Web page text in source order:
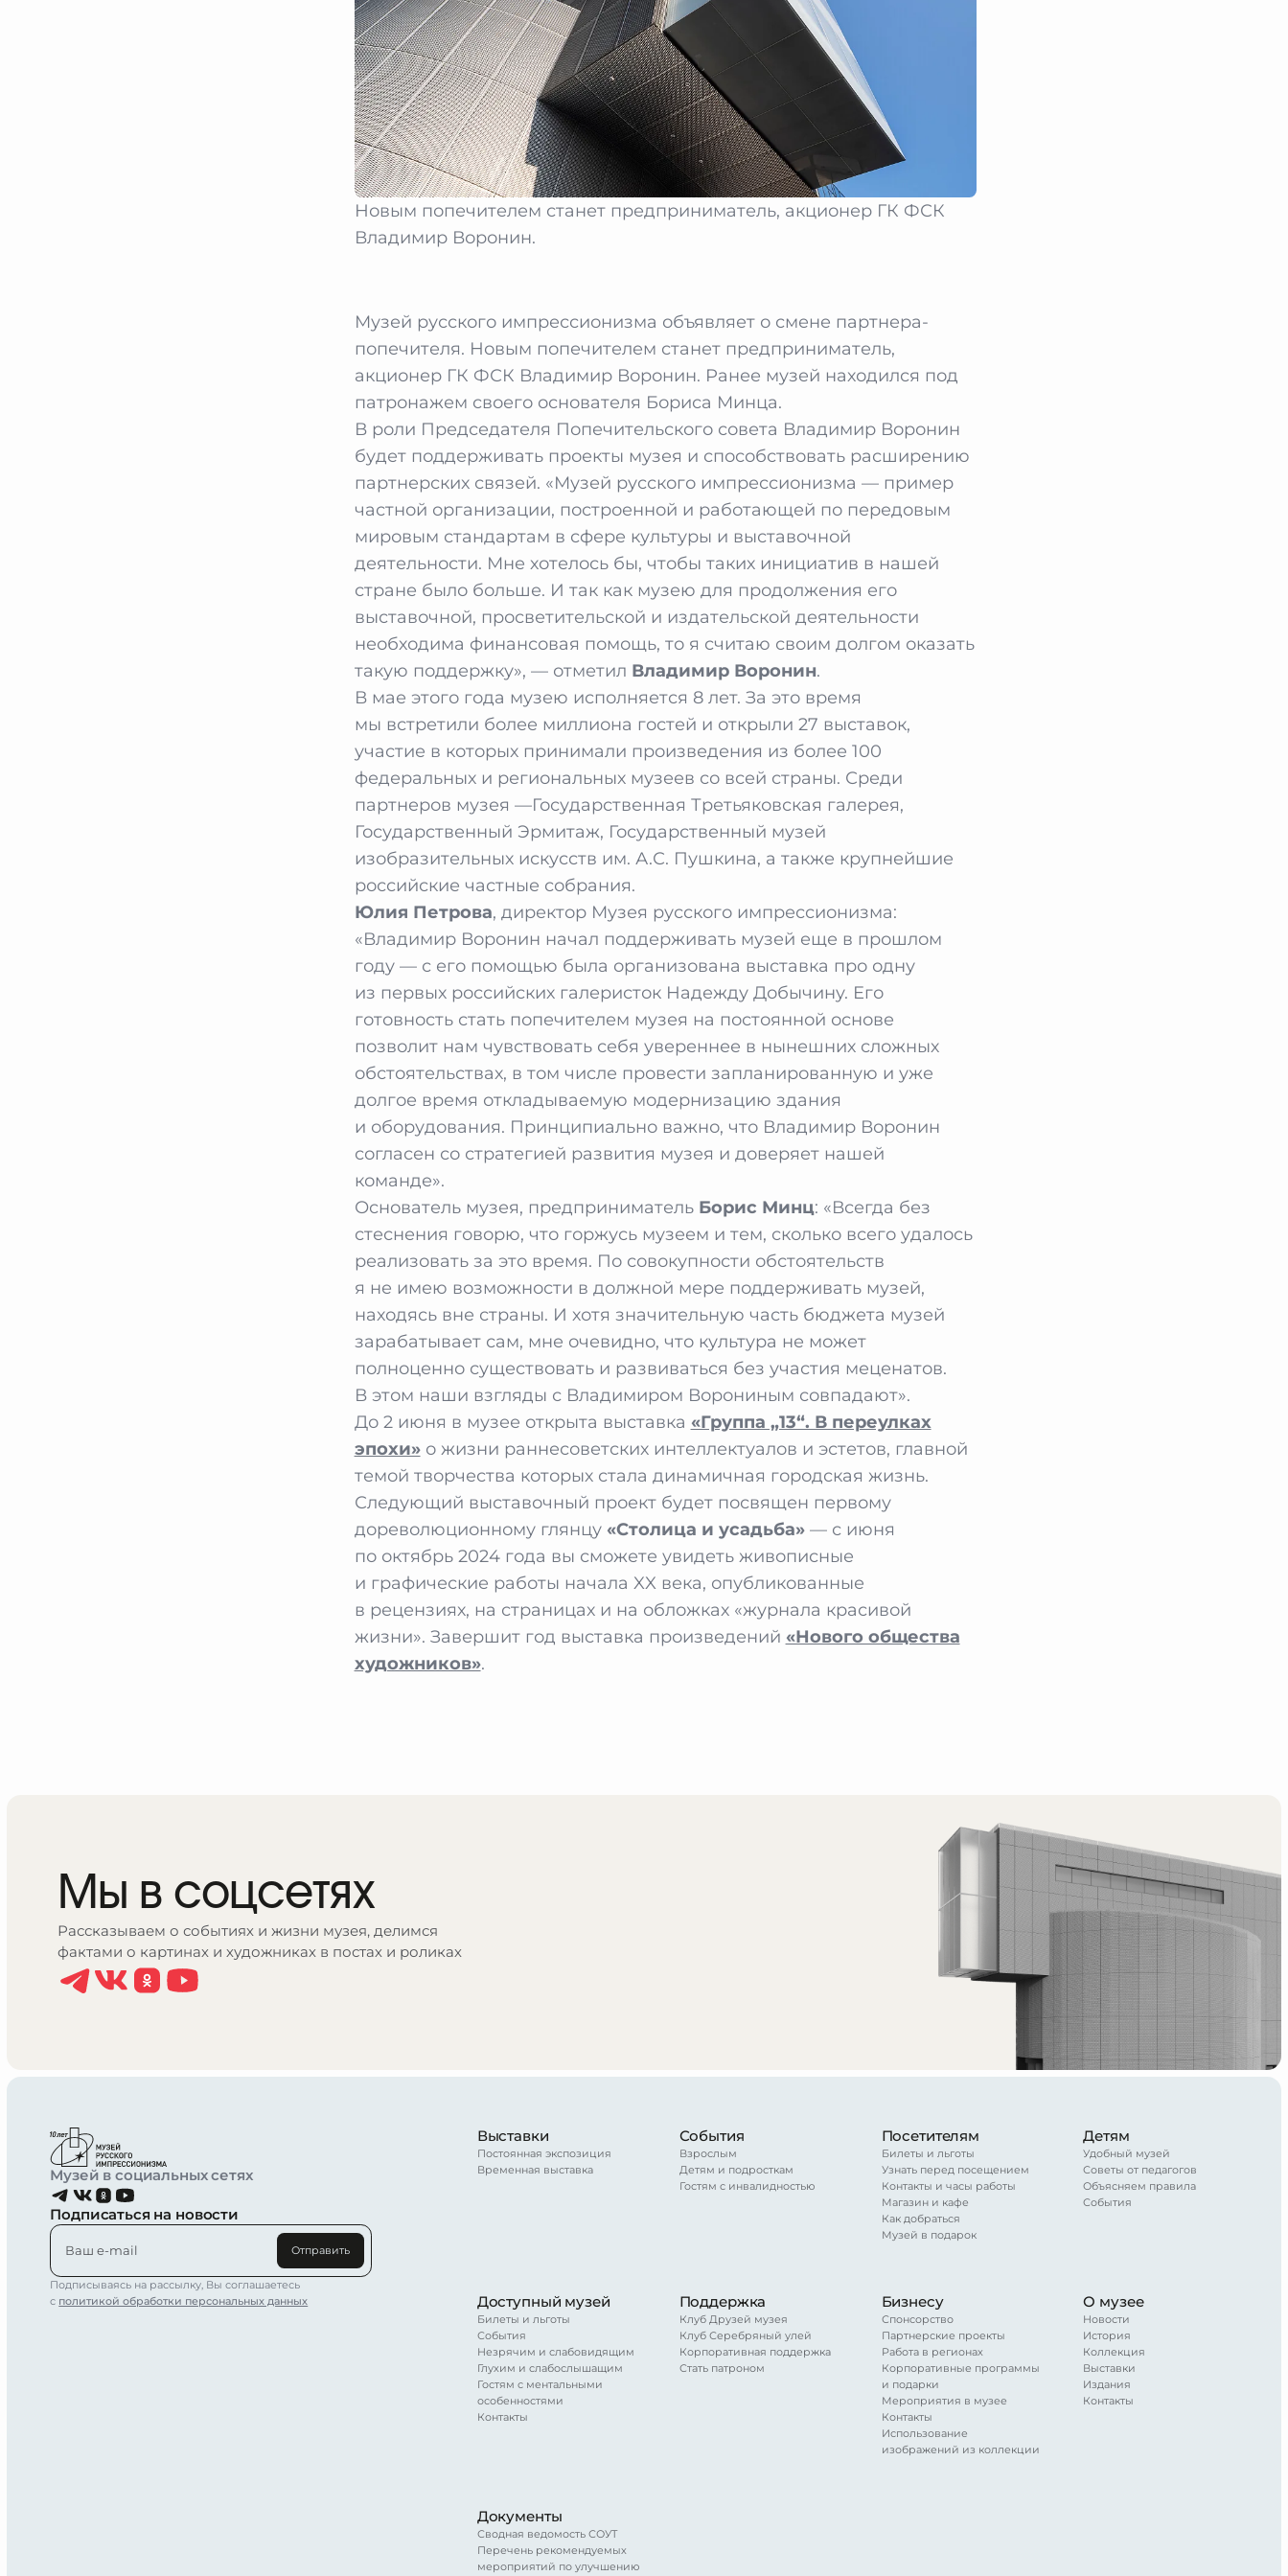
Новым попечителем станет предприниматель, акционер ГК ФСК
Владимир Воронин.
Музей русского импрессионизма объявляет о смене партнера-
попечителя. Новым попечителем станет предприниматель,
акционер ГК ФСК Владимир Воронин. Ранее музей находился под
патронажем своего основателя Бориса Минца.
В роли Председателя Попечительского совета Владимир Воронин
будет поддерживать проекты музея и способствовать расширению
партнерских связей. «Музей русского импрессионизма — пример
частной организации, построенной и работающей по передовым
мировым стандартам в сфере культуры и выставочной
деятельности. Мне хотелось бы, чтобы таких инициатив в нашей
стране было больше. И так как музею для продолжения его
выставочной, просветительской и издательской деятельности
необходима финансовая помощь, то я считаю своим долгом оказать
такую поддержку», — отметил Владимир Воронин.
В мае этого года музею исполняется 8 лет. За это время
мы встретили более миллиона гостей и открыли 27 выставок,
участие в которых принимали произведения из более 100
федеральных и региональных музеев со всей страны. Среди
партнеров музея —Государственная Третьяковская галерея,
Государственный Эрмитаж, Государственный музей
изобразительных искусств им. А.С. Пушкина, а также крупнейшие
российские частные собрания.
Юлия Петрова, директор Музея русского импрессионизма:
«Владимир Воронин начал поддерживать музей еще в прошлом
году — с его помощью была организована выставка про одну
из первых российских галеристок Надежду Добычину. Его
готовность стать попечителем музея на постоянной основе
позволит нам чувствовать себя увереннее в нынешних сложных
обстоятельствах, в том числе провести запланированную и уже
долгое время откладываемую модернизацию здания
и оборудования. Принципиально важно, что Владимир Воронин
согласен со стратегией развития музея и доверяет нашей
команде».
Основатель музея, предпринимательБорис Минц: «Всегда без
стеснения говорю, что горжусь музеем и тем, сколько всего удалось
реализовать за это время. По совокупности обстоятельств
я не имею возможности в должной мере поддерживать музей,
находясь вне страны. И хотя значительную часть бюджета музей
зарабатывает сам, мне очевидно, что культура не может
полноценно существовать и развиваться без участия меценатов.
В этом наши взгляды с Владимиром Ворониным совпадают».
До 2 июня в музее открыта выставка «Группа „13“. В переулках
эпохи»о жизни раннесоветских интеллектуалов и эстетов, главной
темой творчества которых стала динамичная городская жизнь.
Следующий выставочный проект будет посвящен первому
дореволюционному глянцу «Столица и усадьба»— с июня
по октябрь 2024 года вы сможете увидеть живописные
и графические работы начала XX века, опубликованные
в рецензиях, на страницах и на обложках «журнала красивой
жизни». Завершит год выставка произведений «Нового общества
художников».
Мы в соцсетях
Рассказываем о событиях и жизни музея, делимся
фактами о картинах и художниках в постах и роликах
Музей в социальных сетях
Подписаться на новости
Отправить
Подписываясь на рассылку, Вы соглашаетесь
с политикой обработки персональных данных
Выставки
Постоянная экспозиция
Временная выставка
События
Взрослым
Детям и подросткам
Гостям с инвалидностью
Посетителям
Билеты и льготы
Узнать перед посещением
Контакты и часы работы
Магазин и кафе
Как добраться
Музей в подарок
Детям
Удобный музей
Советы от педагогов
Объясняем правила
События
Доступный музей
Билеты и льготы
События
Незрячим и слабовидящим
Глухим и слабослышащим
Гостям с ментальными
особенностями
Контакты
Поддержка
Клуб Друзей музея
Клуб Серебряный улей
Корпоративная поддержка
Стать патроном
Бизнесу
Спонсорство
Партнерские проекты
Работа в регионах
Корпоративные программы
и подарки
Мероприятия в музее
Контакты
Использование
изображений из коллекции
О музее
Новости
История
Коллекция
Выставки
Издания
Контакты
Документы
Сводная ведомость СОУТ
Перечень рекомендуемых
мероприятий по улучшению